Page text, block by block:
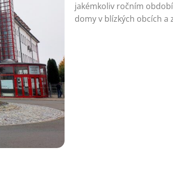
jakémkoliv ročním
domy v blízkých obcích